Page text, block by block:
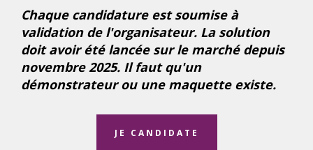
Chaque candidature est soumise à
validation de l'organisateur. La solution
doit avoir été lancée sur le marché depuis
novembre 2025. Il faut qu'un
démonstrateur ou une maquette existe.
JE CANDIDATE